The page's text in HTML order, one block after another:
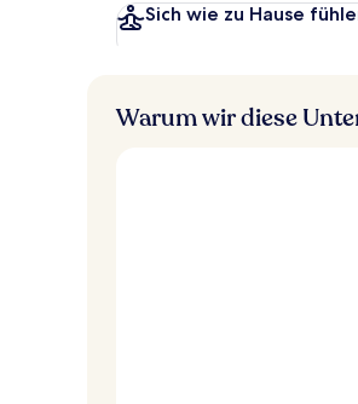
Sich wie zu Hause
Warum wir diese